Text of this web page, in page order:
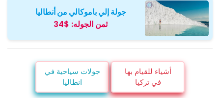
جولة إلي باموكالي من أنطاليا
ثمن الجوله: $34
أشياء للقيام بها
في تركيا
جولات سياحية في
انطاليا